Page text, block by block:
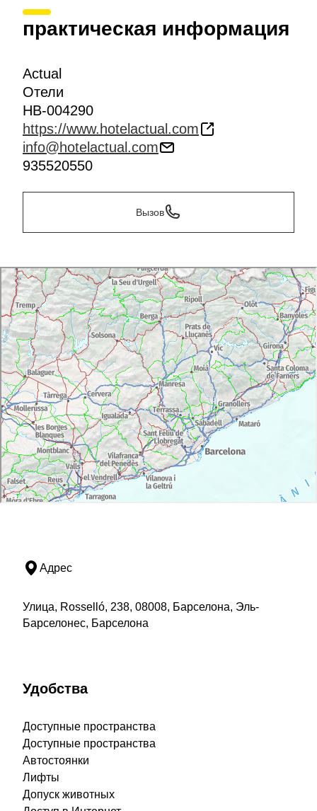
практическая информация
Actual
Отели
HB-004290
https://www.hotelactual.com
info@hotelactual.com
935520550
Вызов
Адрес
Улица, Rosselló, 238, 08008, Барселона, Эль-
Барселонес, Барселона
Удобства
Доступные пространства
Доступные пространства
Автостоянки
Лифты
Допуск животных